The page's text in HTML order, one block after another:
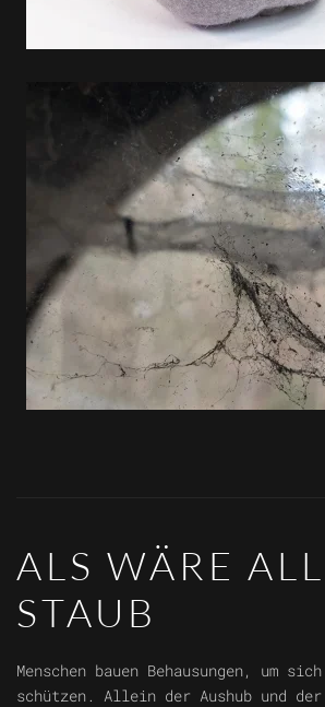
ALS WÄRE
STAUB
Menschen bauen Behausungen, um
schützen. Allein der Aushub und